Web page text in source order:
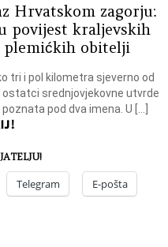
Hrvatskom zagorju:
povijest kraljevskih
plemićkih obitelji
tri i pol kilometra sjeverno od
srednjovjekovne utvrde
pod dva imena. U […]
Telegram E-pošta